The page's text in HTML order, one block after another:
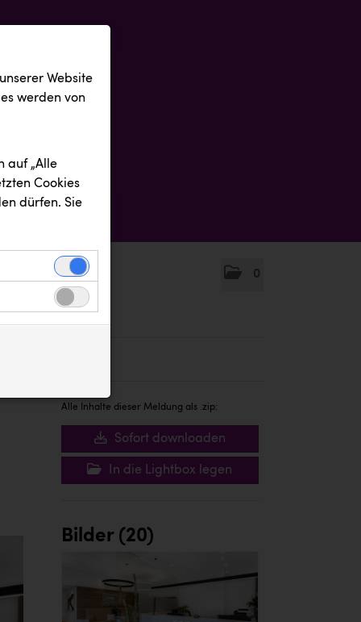
0
Alle Inhalte dieser Meldung als .zip:
Sofort downloaden
In die Lightbox legen
Bilder (20)
Website
werden von
auf „Alle
Cookies
dürfen. Sie
Website